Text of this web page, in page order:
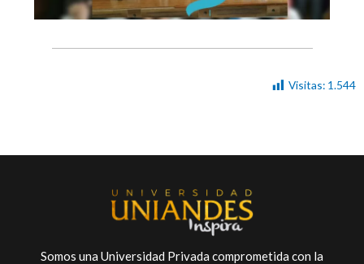
Visitas: 1.544
Somos una Universidad Privada comprometida con la